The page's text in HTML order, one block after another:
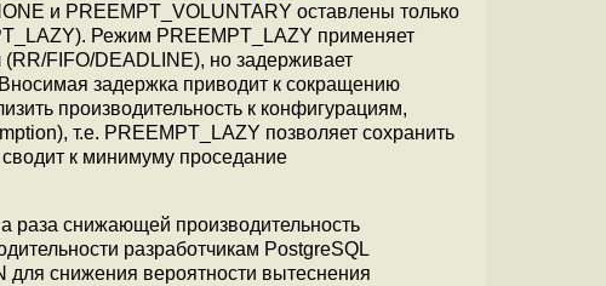
и PREEMPT_VOLUNTARY оставлены только
Режим PREEMPT_LAZY применяет
FIFO/DEADLINE), но задерживает
задержка приводит к сокращению
производительность к конфигурациям,
т.е. PREEMPT_LAZY позволяет сохранить
к минимуму проседание
раза снижающей производительность
разработчикам PostgreSQL
снижения вероятности вытеснения